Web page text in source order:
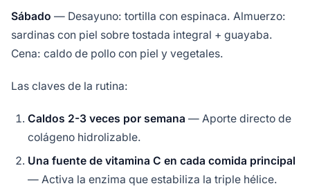
Sábado — Desayuno: tortilla con espinaca. Almuerzo:
sardinas con piel sobre tostada integral + guayaba.
Cena: caldo de pollo con piel y vegetales.
Las claves de la rutina:
Caldos 2-3 veces por semana — Aporte directo de
colágeno hidrolizable.
Una fuente de vitamina C en cada comida principal
— Activa la enzima que estabiliza la triple hélice.